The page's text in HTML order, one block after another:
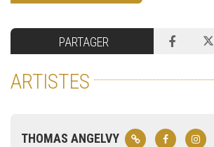
PARTAGER
ARTISTES
THOMAS ANGELVY